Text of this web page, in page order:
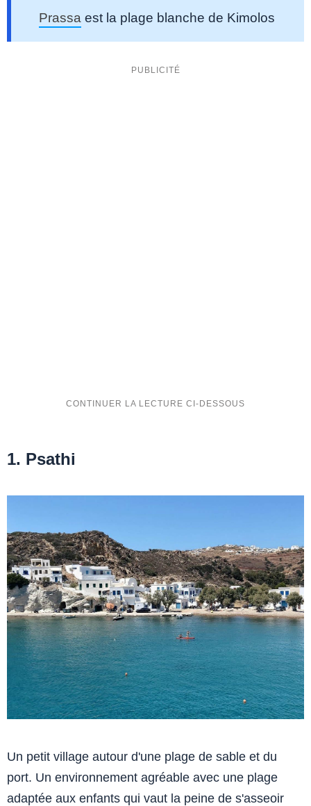
Prassa est la plage blanche de Kimolos
1. Psathi
Un petit village autour d'une plage de sable et du
port. Un environnement agréable avec une plage
adaptée aux enfants qui vaut la peine de s'asseoir